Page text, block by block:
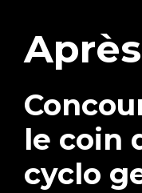
le coin
cyclo